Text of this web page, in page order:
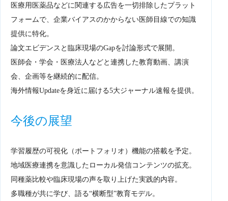
医療用医薬品などに関連する広告を一切排除したプラット
フォームで、企業バイアスのかからない医師目線での知識
提供に特化。
論文エビデンスと臨床現場のGapを討論形式で展開。
医師会・学会・医療法人などと連携した教育動画、講演
会、企画等を継続的に配信。
海外情報Updateを身近に届ける5大ジャーナル速報を提供。
今後の展望
学習履歴の可視化（ポートフォリオ）機能の搭載を予定。
地域医療連携を意識したローカル発信コンテンツの拡充。
同種薬比較や臨床現場の声を取り上げた実践的内容。
多職種が共に学び、語る“横断型”教育モデル。